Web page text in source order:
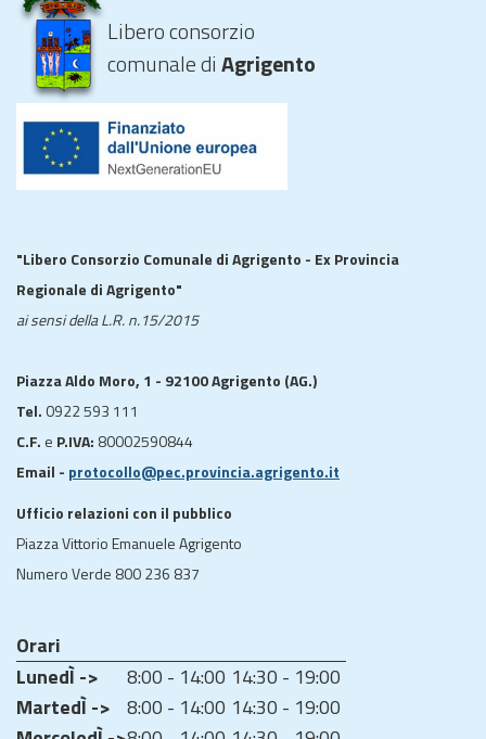
Libero consorzio
comunale diAgrigento
"Libero Consorzio Comunale di Agrigento - Ex Provincia
Regionale di Agrigento"
ai sensi della L.R. n.15/2015
Piazza Aldo Moro, 1 - 92100 Agrigento (AG.)
Tel. 0922 593 111
C.F. e P.IVA: 80002590844
Email - protocollo@pec.provincia.agrigento.it
Ufficio relazioni con il pubblico
Piazza Vittorio Emanuele Agrigento
Numero Verde 800 236 837
Orari
LunedÌ ->
8:00 - 14:00 14:30 - 19:00
MartedÌ -> 8:00 - 14:00 14:30 - 19:00